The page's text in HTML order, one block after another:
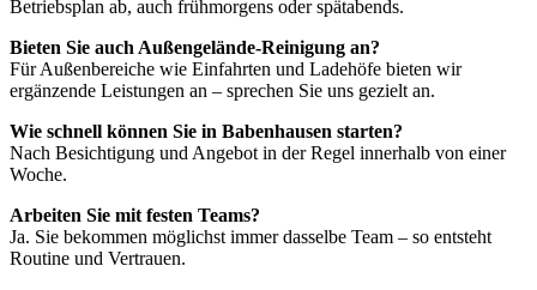
Betriebsplan ab, auch frühmorgens oder spätabends.
Bieten Sie auch Außengelände-Reinigung an?
Für Außenbereiche wie Einfahrten und Ladehöfe bieten wir
ergänzende Leistungen an – sprechen Sie uns gezielt an.
Wie schnell können Sie in Babenhausen starten?
Nach Besichtigung und Angebot in der Regel innerhalb von einer
Woche.
Arbeiten Sie mit festen Teams?
Ja. Sie bekommen möglichst immer dasselbe Team – so entsteht
Routine und Vertrauen.